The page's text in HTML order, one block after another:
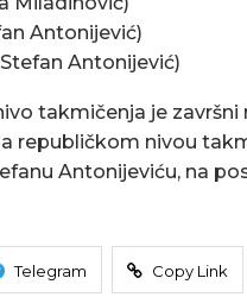
Antonijević)
Antonijević)
takmičenja je
republičkom nivou
Antonijeviću, na
Telegram Copy Link